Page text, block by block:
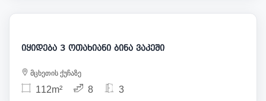
315 000
იყიდება 3 ოთახიანი ბინა ვაკეში
მცხეთის ქუჩაზე
112m² 8 3